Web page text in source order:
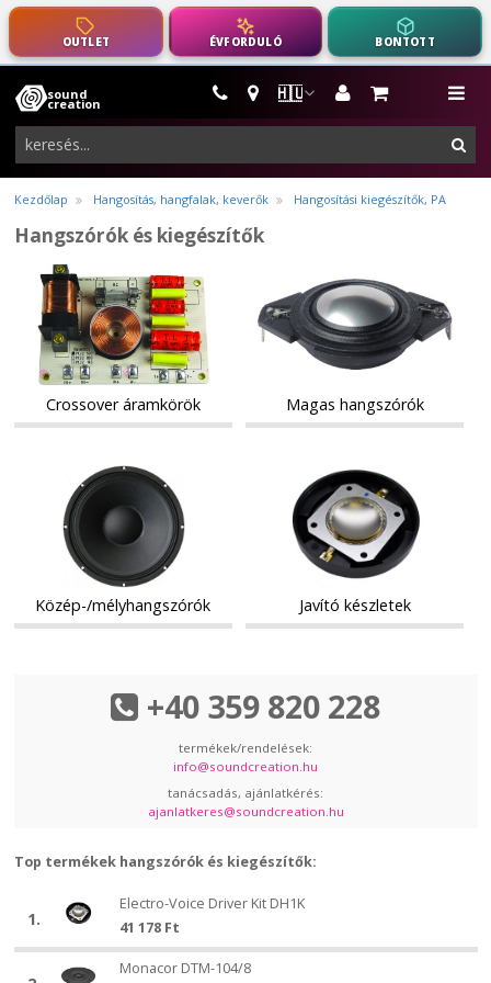
OUTLET ÉVFORDULÓ BONTOTT
🇭🇺
sound
creation
hangszerek,
pro-
audio
felszerelés
Kezdőlap Hangosítás, hangfalak, keverők Hangosítási kiegészítők, PA
Hangszórók és kiegészítők
Crossover
áramkörök
Crossover
áramkörök
Crossover áramkörök
hangszórók
hangszórók
Magas hangszórók
Közép-/mélyhangszórók
Közép-/mélyhangszórók
Közép-/mélyhangszórók
készletek
készletek
Javító készletek
+40 359 820 228
termékek/rendelések:
info@soundcreation.hu
tanácsadás, ajánlatkérés:
ajanlatkeres@soundcreation.hu
Top termékek hangszórók és kiegészítők:
Voice
Driver
1.
Voice
Electro-Voice Driver Kit DH1K
41 178 Ft
Monacor
Monacor DTM-104/8